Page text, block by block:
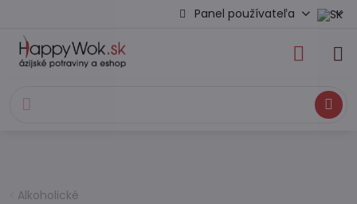
Panel používateľa
Hľadať
Alkoholické